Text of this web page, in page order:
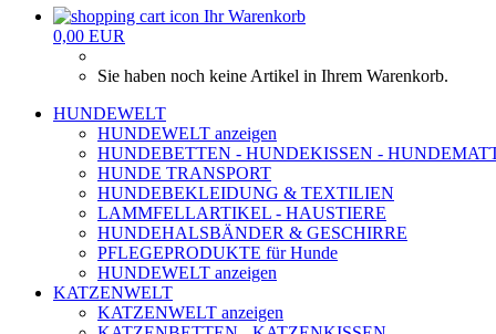
Ihr Warenkorb
0,00 EUR
Sie haben noch keine Artikel in Ihrem Warenkorb.
HUNDEWELT
HUNDEWELT anzeigen
HUNDEBETTEN - HUNDEKISSEN -
HUNDE TRANSPORT
HUNDEBEKLEIDUNG & TEXTILIEN
LAMMFELLARTIKEL - HAUSTIERE
HUNDEHALSBÄNDER & GESCHIRRE
PFLEGEPRODUKTE für Hunde
HUNDEWELT anzeigen
KATZENWELT
KATZENWELT anzeigen